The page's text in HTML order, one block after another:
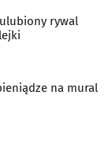
rywal
na mural